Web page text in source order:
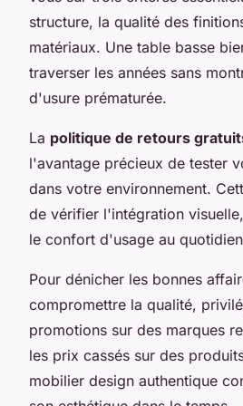
structure, la qualité des
matériaux. Une table basse
traverser les années sans
d'usure prématurée.
La politique de retours
l'avantage précieux de tester
dans votre environnement.
de vérifier l'intégration
le confort d'usage au
Pour dénicher les bonnes
compromettre la qualité,
promotions sur des marques
les prix cassés sur des
mobilier design authentique